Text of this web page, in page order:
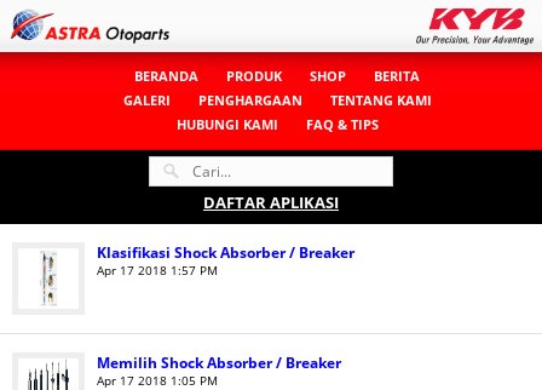
BERANDA PRODUK SHOP
BERITA
GALERI
PENGHARGAAN
TENTANG KAMI
HUBUNGI KAMI
FAQ & TIPS
DAFTAR APLIKASI
Klasifikasi Shock Absorber / Breaker
Apr 17 2018 1:57 PM
Memilih Shock Absorber / Breaker
Apr 17 2018 1:05 PM